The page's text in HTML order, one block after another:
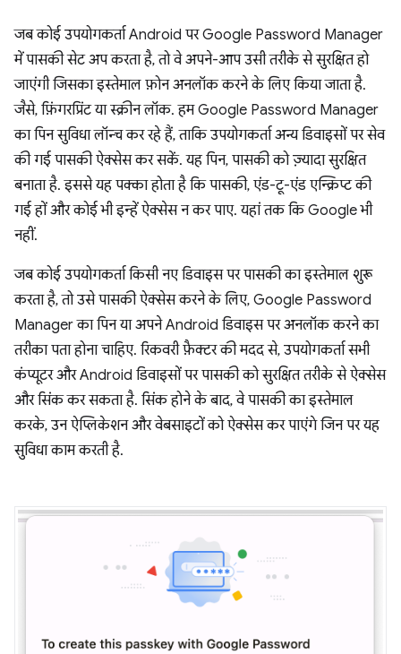
जब कोई उपयोगकर्ता Android पर Google Password Manager
में पासकी सेट अप करता है, तो वे अपने-आप उसी तरीके से सुरक्षित हो
जाएंगी जिसका इस्तेमाल फ़ोन अनलॉक करने के लिए किया जाता है.
जैसे, फ़िंगरप्रिंट या स्क्रीन लॉक. हम Google Password Manager
का पिन सुविधा लॉन्च कर रहे हैं, ताकि उपयोगकर्ता अन्य डिवाइसों पर सेव
की गई पासकी ऐक्सेस कर सकें. यह पिन, पासकी को ज़्यादा सुरक्षित
बनाता है. इससे यह पक्का होता है कि पासकी, एंड-टू-एंड एन्क्रिप्ट की
गई हों और कोई भी इन्हें ऐक्सेस न कर पाए. यहां तक कि Google भी
नहीं.
जब कोई उपयोगकर्ता किसी नए डिवाइस पर पासकी का इस्तेमाल शुरू
करता है, तो उसे पासकी ऐक्सेस करने के लिए, Google Password
Manager का पिन या अपने Android डिवाइस पर अनलॉक करने का
तरीका पता होना चाहिए. रिकवरी फ़ैक्टर की मदद से, उपयोगकर्ता सभी
कंप्यूटर और Android डिवाइसों पर पासकी को सुरक्षित तरीके से ऐक्सेस
और सिंक कर सकता है. सिंक होने के बाद, वे पासकी का इस्तेमाल
करके, उन ऐप्लिकेशन और वेबसाइटों को ऐक्सेस कर पाएंगे जिन पर यह
सुविधा काम करती है.